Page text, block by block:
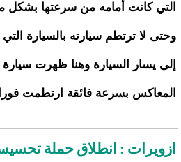
التي كانت أمامه من سرعتها بشكل
وحتى لا ترتطم سيارته بالسيارة التي
إلى يسار السيارة وهنا ظهرت
المعاكس بسرعة فائقة ارتطمت فورا
ازويرات : انطلاق حملة